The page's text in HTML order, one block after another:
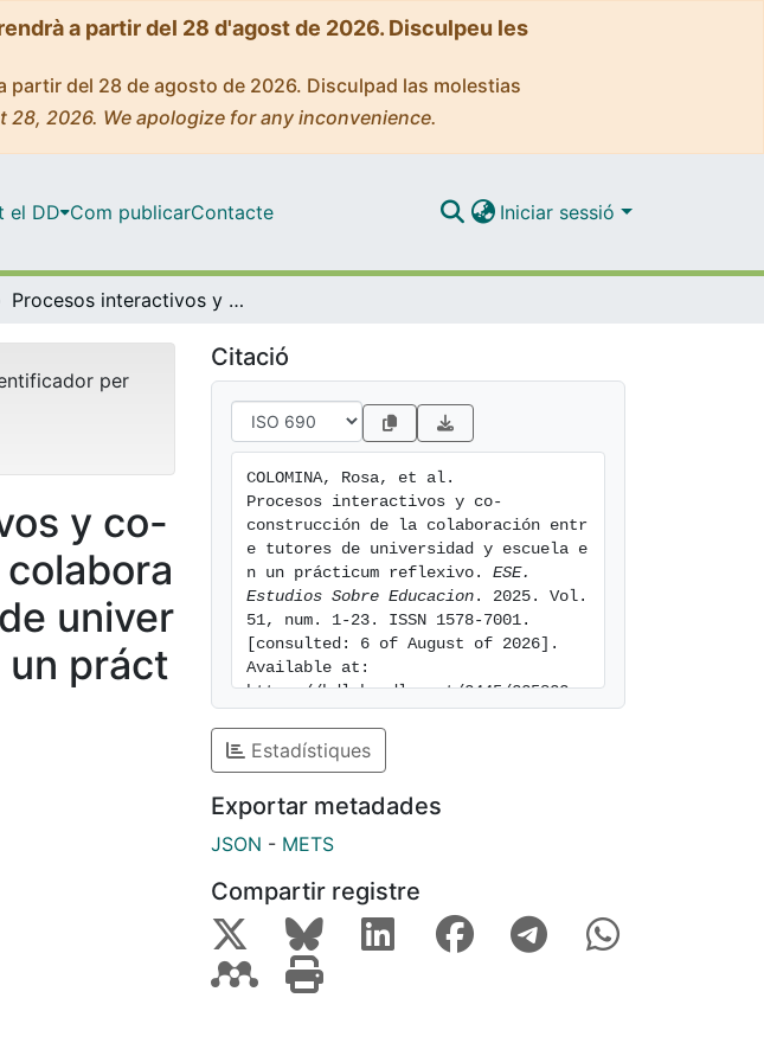
a partir del 28 d'agost de 2026. Disculpeu les
del 28 de agosto de 2026. Disculpad las molestias
2026. We apologize for any inconvenience.
el DD Com publicarContacte Iniciar sessió
Procesos interactivos y co-construcción de la colaboración entre tutores de universidad y escuela en un prácticum reflexivo
per
y co-
univer
un práct
Citació
COLOMINA, Rosa, et al.
Procesos interactivos y co-
construcción de la colaboración entr
e tutores de universidad y escuela e
n un prácticum reflexivo. ESE.
Estudios Sobre Educacion . 2025. Vol.
51, num. 1-23. ISSN 1578-7001.
[consulted: 6 of August of 2026].
Available at:
https://hdl.handle.net/2445/225822
Estadístiques
Exportar metadades
JSON - METS
Compartir registre